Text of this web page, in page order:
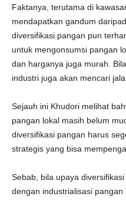
Faktanya, terutama di
mendapatkan gandum
diversifikasi pangan pun
untuk mengonsumsi pangan
dan harganya juga murah.
industri juga akan mencari
Sejauh ini Khudori melihat
pangan lokal masih belum
diversifikasi pangan harus
strategis yang bisa
Sebab, bila upaya
dengan industrialisasi